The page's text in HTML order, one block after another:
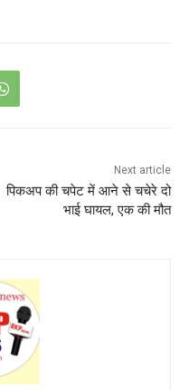
Next article
पिकअप की चपेट में आने से चचेरे दो
भाई घायल, एक की मौत